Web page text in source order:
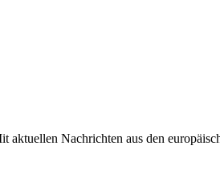
Nachrichten aus den